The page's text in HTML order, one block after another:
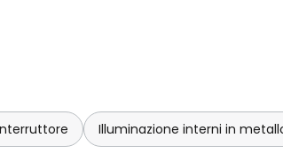
Illuminazione interni in